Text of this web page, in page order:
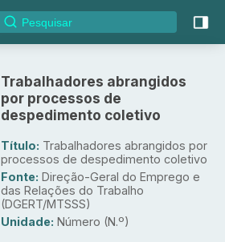
Trabalhadores abrangidos
por processos de
despedimento coletivo
Título: Trabalhadores abrangidos por
processos de despedimento coletivo
Fonte: Direção-Geral do Emprego e
das Relações do Trabalho
(DGERT/MTSSS)
Unidade: Número (N.º)